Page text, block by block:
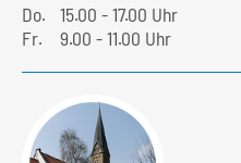
Do.
15.00 - 17.00 Uhr
Fr.
9.00 - 11.00 Uhr